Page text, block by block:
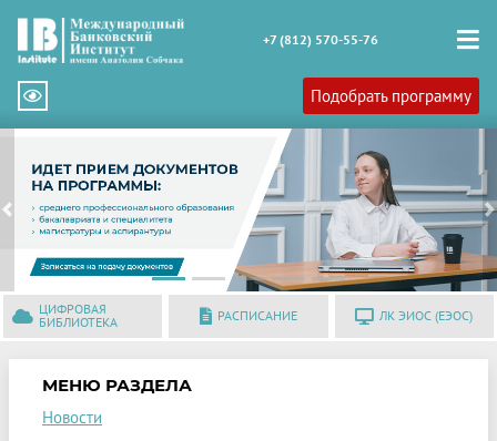
+7 (812) 570-55-76
Подобрать программу
Previous
ЦИФРОВАЯ
БИБЛИОТЕКА
РАСПИСАНИЕ ЛК ЭИОС (ЕЭОС)
МЕНЮ РАЗДЕЛА
Новости